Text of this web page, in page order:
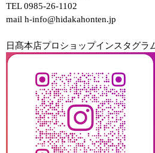
TEL 0985-26-1102
mail h-info@hidakahonten.jp
日髙本店プロショップインスタグラ